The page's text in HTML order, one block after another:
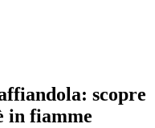
scopre
in fiamme